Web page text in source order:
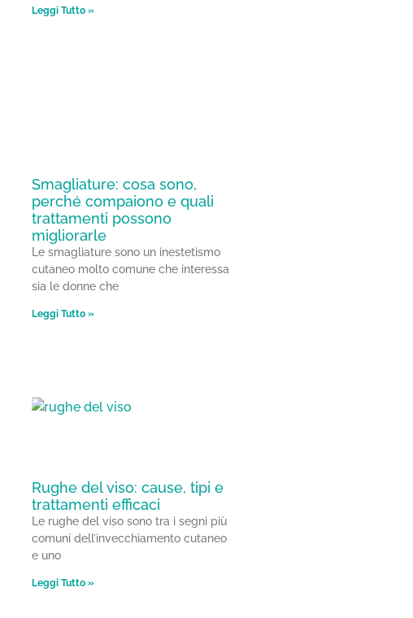
Leggi Tutto »
Smagliature: cosa sono,
perché compaiono e quali
trattamenti possono
migliorarle
Le smagliature sono un inestetismo
cutaneo molto comune che interessa
sia le donne che
Leggi Tutto »
Rughe del viso: cause, tipi e
trattamenti efficaci
Le rughe del viso sono tra i segni più
comuni dell’invecchiamento cutaneo
e uno
Leggi Tutto »